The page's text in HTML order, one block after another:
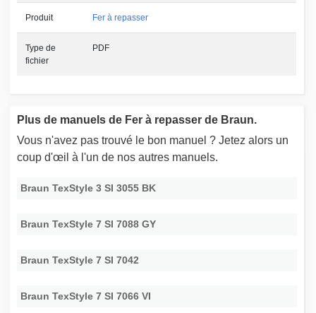
Produit Fer à repasser
Type de
fichier
PDF
Plus de manuels de Fer à repasser de Braun.
Vous n'avez pas trouvé le bon manuel ? Jetez alors un
coup d'œil à l'un de nos autres manuels.
Braun TexStyle 3 SI 3055 BK
Braun TexStyle 7 SI 7088 GY
Braun TexStyle 7 SI 7042
Braun TexStyle 7 SI 7066 VI